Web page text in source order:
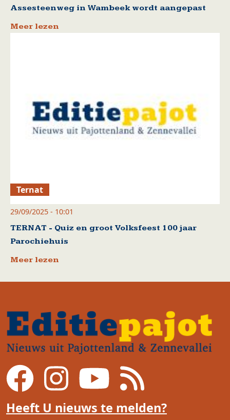
Assesteenweg in Wambeek wordt aangepast
Meer lezen
Ternat
29/09/2025 - 10:01
TERNAT - Quiz en groot Volksfeest 100 jaar
Parochiehuis
Meer lezen
Heeft U nieuws te melden?